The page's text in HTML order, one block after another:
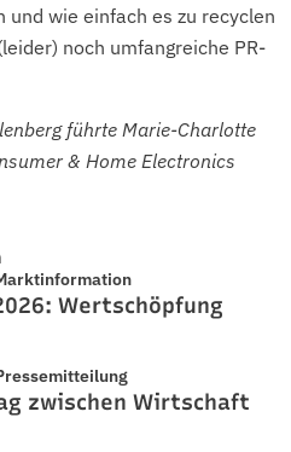
wie einfach es zu recyclen
noch umfangreiche PR-
führte Marie-Charlotte
& Home Electronics
Wertschöpfung
zwischen Wirtschaft